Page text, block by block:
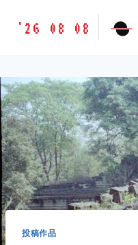
胶
味
道
LETSFILM
'26 08 08
投稿作品